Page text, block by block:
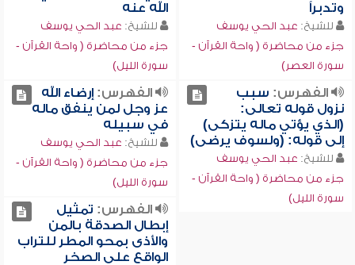
وتدبراً
للشيخ: عبد الحي يوسف
جزء من محاضرة ( واحة القرآن -
سورة العصر)
الله عنه
للشيخ: عبد الحي يوسف
جزء من محاضرة ( واحة القرآن -
سورة الليل)
الفهرس: سبب
نزول قوله تعالى:
(الذي يؤتي ماله يتزكى)
إلى قوله: (ولسوف يرضى)
للشيخ: عبد الحي يوسف
جزء من محاضرة ( واحة القرآن -
سورة الليل)
الفهرس:إرضاء الله
عز وجل لمن ينفق ماله
في سبيله
للشيخ: عبد الحي يوسف
جزء من محاضرة ( واحة القرآن -
سورة الليل)
الفهرس: تمثيل
إبطال الصدقة بالمن
والأذى بمحو المطر للتراب
الواقع على الصخر